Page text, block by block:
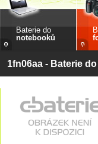
Baterie do
notebooků
1fn06aa - Baterie